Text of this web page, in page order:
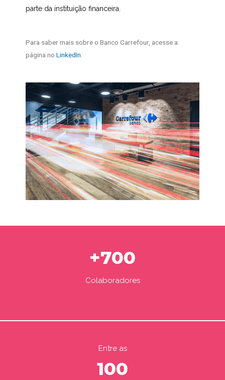
parte da instituição financeira.
Para saber mais sobre o Banco Carrefour, acesse a
página noLinkedIn
+700
Colaboradores
Entre as
100